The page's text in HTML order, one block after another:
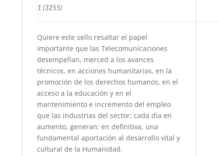
1 (3255)
Quiere este sello resaltar el papel
importante que las Telecomunicaciones
desempeñan, merced a los avances
técnicos, en acciones humanitarias, en la
promoción de los derechos humanos, en el
acceso a la educación y en el
mantenimiento e incremento del empleo
que las industrias del sector; cada día en
aumento, generan; en definitiva, una
fundamental aportación al desarrollo vital y
cultural de la Humanidad.